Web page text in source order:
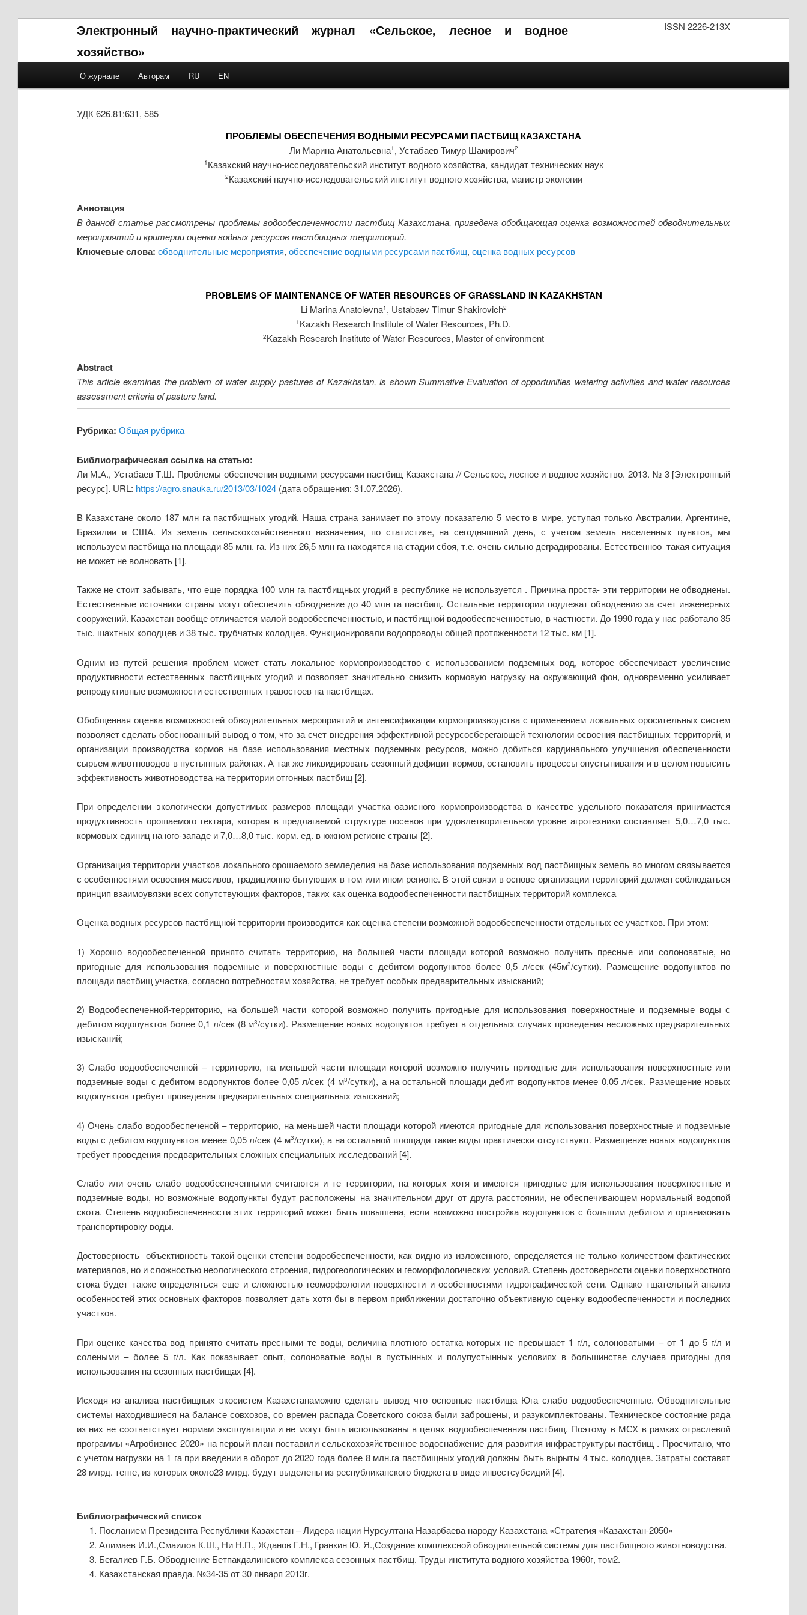
ISSN 2226-213X
Электронный научно-практический журнал «Сельское, лесное и водное
хозяйство»
Skip to primary content
Skip to secondary content
О журнале Авторам RU EN
УДК 626.81:631, 585
ПРОБЛЕМЫ ОБЕСПЕЧЕНИЯ ВОДНЫМИ РЕСУРСАМИ ПАСТБИЩ КАЗАХСТАНА
Ли Марина Анатольевна1 , Устабаев Тимур Шакирович2
1 Казахский научно-исследовательский институт водного хозяйства, кандидат технических наук
2Казахский научно-исследовательский институт водного хозяйства, магистр экологии
Аннотация
В данной статье рассмотрены проблемы водообеспеченности пастбищ Казахстана, приведена обобщающая оценка возможностей обводнительных
мероприятий и критерии оценки водных ресурсов пастбищных территорий.
Ключевые слова: обводнительные мероприятия, обеспечение водными ресурсами пастбищ, оценка водных ресурсов
PROBLEMS OF MAINTENANCE OF WATER RESOURCES OF GRASSLAND IN KAZAKHSTAN
Li Marina Anatolevna1 , Ustabaev Timur Shakirovich2
1 Kazakh Research Institute of Water Resources, Ph.D.
2Kazakh Research Institute of Water Resources, Master of environment
Abstract
This article examines the problem of water supply pastures of Kazakhstan, is shown Summative Evaluation of opportunities watering activities and water resources
assessment criteria of pasture land.
Рубрика: Общая рубрика
Библиографическая ссылка на статью:
Ли М.А., Устабаев Т.Ш. Проблемы обеспечения водными ресурсами пастбищ Казахстана // Сельское, лесное и водное хозяйство. 2013. № 3 [Электронный
ресурс]. URL: https://agro.snauka.ru/2013/03/1024(дата обращения: 31.07.2026).
В Казахстане около 187 млн га пастбищных угодий. Наша страна занимает по этому показателю 5 место в мире, уступая только Австралии, Аргентине,
Бразилии и США. Из земель сельскохозяйственного назначения, по статистике, на сегодняшний день, с учетом земель населенных пунктов, мы
используем пастбища на площади 85 млн. га. Из них 26,5 млн га находятся на стадии сбоя, т.е. очень сильно деградированы. Естественноо такая ситуация
не может не волновать [1].
Также не стоит забывать, что еще порядка 100 млн га пастбищных угодий в республике не используется . Причина проста- эти территории не обводнены.
Естественные источники страны могут обеспечить обводнение до 40 млн га пастбищ. Остальные территории подлежат обводнению за счет инженерных
сооружений. Казахстан вообще отличается малой водообеспеченностью, и пастбищной водообеспеченностью, в частности. До 1990 года у нас работало 35
тыс. шахтных колодцев и 38 тыс. трубчатых колодцев. Функционировали водопроводы общей протяженности 12 тыс. км [1].
Одним из путей решения проблем может стать локальное кормопроизводство с использованием подземных вод, которое обеспечивает увеличение
продуктивности естественных пастбищных угодий и позволяет значительно снизить кормовую нагрузку на окружающий фон, одновременно усиливает
репродуктивные возможности естественных травостоев на пастбищах.
Обобщенная оценка возможностей обводнительных мероприятий и интенсификации кормопроизводства с применением локальных оросительных систем
позволяет сделать обоснованный вывод о том, что за счет внедрения эффективной ресурсосберегающей технологии освоения пастбищных территорий, и
организации производства кормов на базе использования местных подземных ресурсов, можно добиться кардинального улучшения обеспеченности
сырьем животноводов в пустынных районах. А так же ликвидировать сезонный дефицит кормов, остановить процессы опустынивания и в целом повысить
эффективность животноводства на территории отгонных пастбищ [2].
При определении экологически допустимых размеров площади участка оазисного кормопроизводства в качестве удельного показателя принимается
продуктивность орошаемого гектара, которая в предлагаемой структуре посевов при удовлетворительном уровне агротехники составляет 5,0…7,0 тыс.
кормовых единиц на юго-западе и 7,0…8,0 тыс. корм. ед. в южном регионе страны [2].
Организация территории участков локального орошаемого земледелия на базе использования подземных вод пастбищных земель во многом связывается
с особенностями освоения массивов, традиционно бытующих в том или ином регионе. В этой связи в основе организации территорий должен соблюдаться
принцип взаимоувязки всех сопутствующих факторов, таких как оценка водообеспеченности пастбищных территорий комплекса
Оценка водных ресурсов пастбищной территории производится как оценка степени возможной водообеспеченности отдельных ее участков. При этом:
1) Хорошо водообеспеченной принято считать территорию, на большей части площади которой возможно получить пресные или солоноватые, но
пригодные для использования подземные и поверхностные воды с дебитом водопунктов более 0,5 л/сек (45м3/сутки). Размещение водопунктов по
площади пастбищ участка, согласно потребностям хозяйства, не требует особых предварительных изысканий;
2) Водообеспеченной-территорию, на большей части которой возможно получить пригодные для использования поверхностные и подземные воды с
дебитом водопунктов более 0,1 л/сек (8 м3/сутки). Размещение новых водопуктов требует в отдельных случаях проведения несложных предварительных
изысканий;
3) Слабо водообеспеченной – территорию, на меньшей части площади которой возможно получить пригодные для использования поверхностные или
подземные воды с дебитом водопунктов более 0,05 л/сек (4 м3/сутки), а на остальной площади дебит водопунктов менее 0,05 л/сек. Размещение новых
водопунктов требует проведения предварительных специальных изысканий;
4) Очень слабо водообеспеченой – территорию, на меньшей части площади которой имеются пригодные для использования поверхностные и подземные
воды с дебитом водопунктов менее 0,05 л/сек (4 м3/сутки), а на остальной площади такие воды практически отсутствуют. Размещение новых водопунктов
требует проведения предварительных сложных специальных исследований [4].
Слабо или очень слабо водообеспеченными считаются и те территории, на которых хотя и имеются пригодные для использования поверхностные и
подземные воды, но возможные водопункты будут расположены на значительном друг от друга расстоянии, не обеспечивающем нормальный водопой
скота. Степень водообеспеченности этих территорий может быть повышена, если возможно постройка водопунктов с большим дебитом и организовать
транспортировку воды.
Достоверность объективность такой оценки степени водообеспеченности, как видно из изложенного, определяется не только количеством фактических
материалов, но и сложностью неологического строения, гидрогеологических и геоморфологических условий. Степень достоверности оценки поверхностного
стока будет также определяться еще и сложностью геоморфологии поверхности и особенностями гидрографической сети. Однако тщательный анализ
особенностей этих основных факторов позволяет дать хотя бы в первом приближении достаточно объективную оценку водообеспеченности и последних
участков.
При оценке качества вод принято считать пресными те воды, величина плотного остатка которых не превышает 1 г/л, солоноватыми – от 1 до 5 г/л и
солеными – более 5 г/л. Как показывает опыт, солоноватые воды в пустынных и полупустынных условиях в большинстве случаев пригодны для
использования на сезонных пастбищах [4].
Исходя из анализа пастбищных экосистем Казахстанаможно сделать вывод что основные пастбища Юга слабо водообеспеченные. Обводнительные
системы находившиеся на балансе совхозов, со времен распада Советского союза были заброшены, и разукомплектованы. Техническое состояние ряда
из них не соответствует нормам эксплуатации и не могут быть использованы в целях водообеспеченния пастбищ. Поэтому в МСХ в рамках отраслевой
программы «Агробизнес 2020» на первый план поставили сельскохозяйственное водоснабжение для развития инфраструктуры пастбищ . Просчитано, что
с учетом нагрузки на 1 га при введении в оборот до 2020 года более 8 млн.га пастбищных угодий должны быть вырыты 4 тыс. колодцев. Затраты составят
28 млрд. тенге, из которых около23 млрд. будут выделены из республиканского бюджета в виде инвестсубсидий [4].
Библиографический список
Посланием Президента Республики Казахстан – Лидера нации Нурсултана Назарбаева народу Казахстана «Стратегия «Казахстан-2050»
Алимаев И.И.,Смаилов К.Ш., Ни Н.П., Жданов Г.Н., Гранкин Ю. Я.,Создание комплексной обводнительной системы для пастбищного животноводства.
Бегалиев Г.Б. Обводнение Бетпакдалинского комплекса сезонных пастбищ. Труды института водного хозяйства 1960г, том2.
Казахстанская правда. №34-35 от 30 января 2013г.